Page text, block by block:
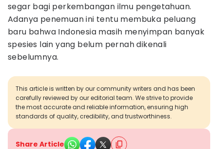
segar bagi perkembangan ilmu pengetahuan.
Adanya penemuan ini tentu membuka peluang
baru bahwa Indonesia masih menyimpan banyak
spesies lain yang belum pernah dikenali
sebelumnya.
This article is written by our community writers and has been
carefully reviewed by our editorial team. We strive to provide
the most accurate and reliable information, ensuring high
standards of quality, credibility, and trustworthiness.
Share Article